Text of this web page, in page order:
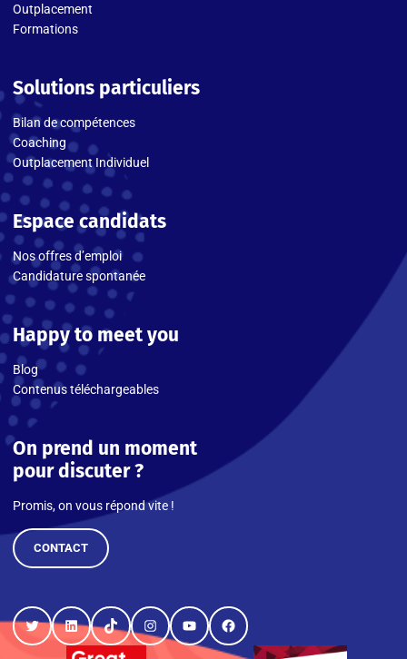
Outplacement
Formations
Solutions particuliers
Bilan de compétences
Coaching
Outplacement Individuel
Espace candidats
Nos offres d’emploi
Candidature spontanée
Happy to meet you
Blog
Contenus téléchargeables
On prend un moment
pour discuter ?
Promis, on vous répond vite !
CONTACT
TwitterLinkedInTikTokInstagram
YouTubeFacebook